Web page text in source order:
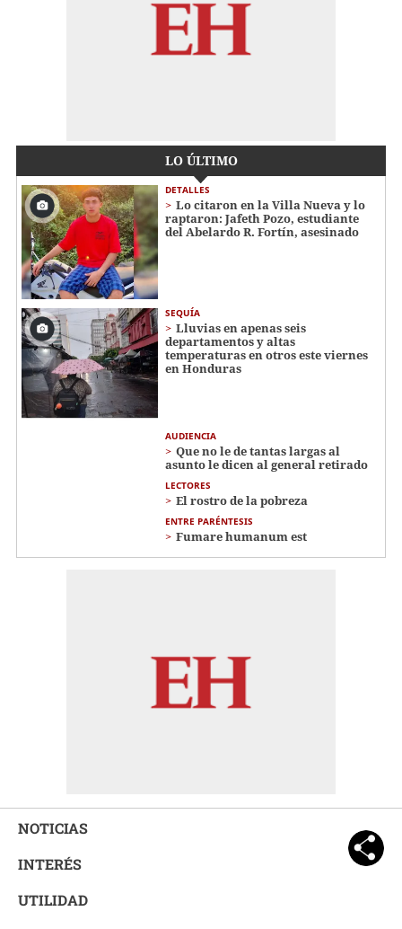
LO ÚLTIMO
DETALLES
Lo citaron en la Villa Nueva y lo
raptaron: Jafeth Pozo, estudiante
del Abelardo R. Fortín, asesinado
SEQUÍA
Lluvias en apenas seis
departamentos y altas
temperaturas en otros este viernes
en Honduras
AUDIENCIA
Que no le de tantas largas al
asunto le dicen al general retirado
LECTORES
El rostro de la pobreza
ENTRE PARÉNTESIS
Fumare humanum est
NOTICIAS
INTERÉS
UTILIDAD